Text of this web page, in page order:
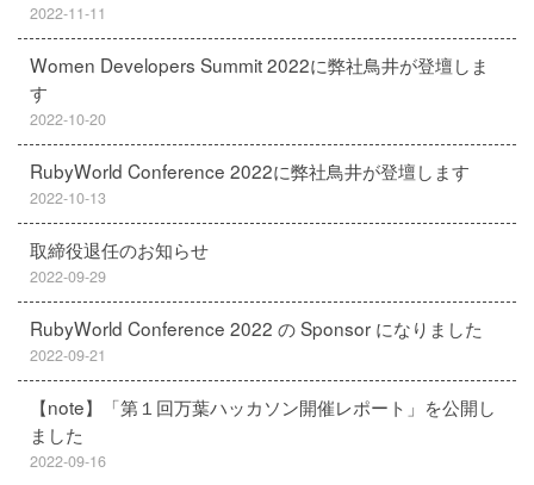
2022-11-11
Women Developers Summit 2022に弊社鳥井が登壇しま
す
2022-10-20
RubyWorld Conference 2022に弊社鳥井が登壇します
2022-10-13
取締役退任のお知らせ
2022-09-29
RubyWorld Conference 2022 の Sponsor になりました
2022-09-21
【note】「第１回万葉ハッカソン開催レポート」を公開し
ました
2022-09-16